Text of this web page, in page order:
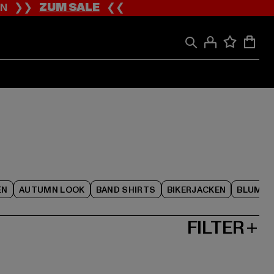
❯❯ZUM SALE❮❮
AUTUMN LOOK BAND SHIRTS BIKERJACKEN
FILTER